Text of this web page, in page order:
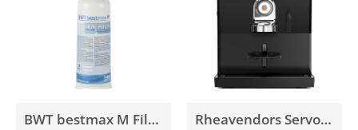
BWT bestmax M Filterkerze Rheavendors Servomat rhTT1 V+ Premium schwarz